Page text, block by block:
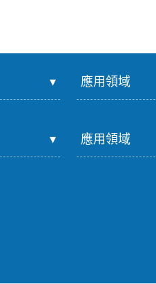
應用領域
應用領域